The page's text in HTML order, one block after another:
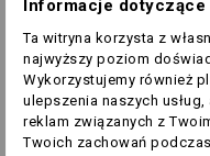
XS 10
S 12
Informacje
Ta witryna korzysta z
najwyższy poziom
Wykorzystujemy również
ulepszenia naszych
reklam związanych z
Twoich zachowań